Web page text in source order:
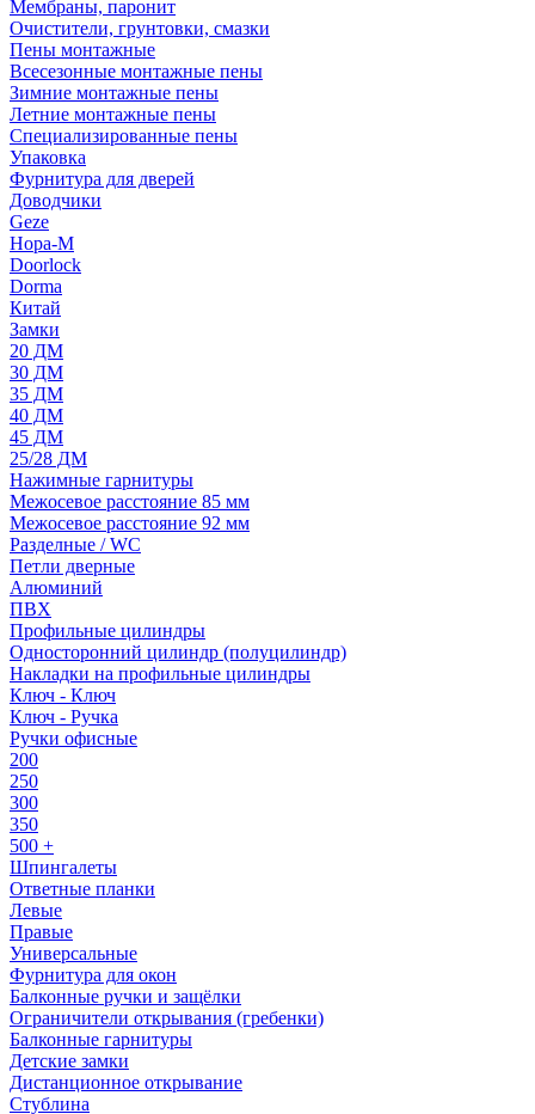
Мембраны, паронит
Очистители, грунтовки, смазки
Пены монтажные
Всесезонные монтажные пены
Зимние монтажные пены
Летние монтажные пены
Специализированные пены
Упаковка
Фурнитура для дверей
Доводчики
Geze
Нора-М
Doorlock
Dorma
Китай
Замки
20 ДМ
30 ДМ
35 ДМ
40 ДМ
45 ДМ
25/28 ДМ
Нажимные гарнитуры
Межосевое расстояние 85 мм
Межосевое расстояние 92 мм
Разделные / WC
Петли дверные
Алюминий
ПВХ
Профильные цилиндры
Односторонний цилиндр (полуцилиндр)
Накладки на профильные цилиндры
Ключ - Ключ
Ключ - Ручка
Ручки офисные
200
250
300
350
500 +
Шпингалеты
Ответные планки
Левые
Правые
Универсальные
Фурнитура для окон
Балконные ручки и защёлки
Ограничители открывания (гребенки)
Балконные гарнитуры
Детские замки
Дистанционное открывание
Стублина